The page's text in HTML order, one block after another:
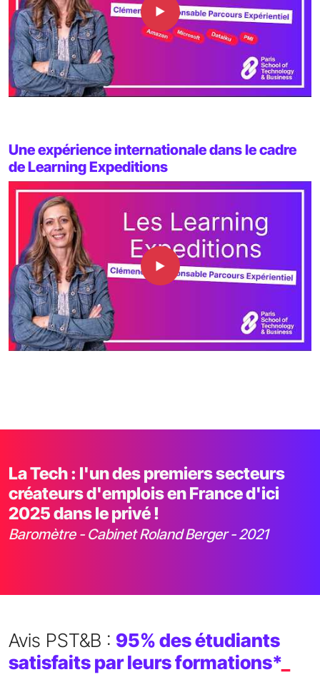
Une expérience internationale dans le cadre
de Learning Expeditions
La Tech : l'un des premiers secteurs
créateurs d'emplois en France d'ici
2025 dans le privé !
Baromètre - Cabinet Roland Berger - 2021
Avis PST&B : 95% des étudiants
satisfaits par leurs formations*